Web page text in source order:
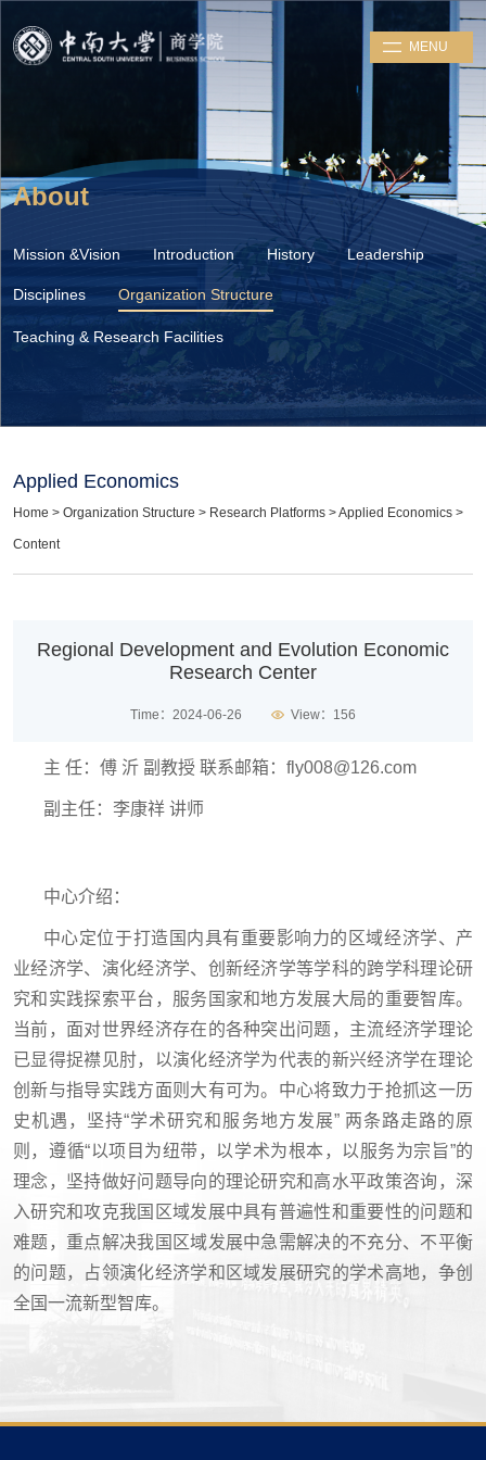
MENU
About
Mission &Vision Introduction History Leadership
Disciplines Organization Structure
Teaching & Research Facilities
Applied Economics
Home > Organization Structure > Research Platforms>Applied Economics>
Content
Regional Development and Evolution Economic
Research Center
Time：2024-06-26 View： 156
主 任：傅 沂 副教授 联系邮箱：fly008@126.com
副主任：李康祥 讲师
中心介绍：
中心定位于打造国内具有重要影响力的区域经济学、产
业经济学、演化经济学、创新经济学等学科的跨学科理论研
究和实践探索平台，服务国家和地方发展大局的重要智库。
当前，面对世界经济存在的各种突出问题，主流经济学理论
已显得捉襟见肘，以演化经济学为代表的新兴经济学在理论
创新与指导实践方面则大有可为。中心将致力于抢抓这一历
史机遇，坚持“学术研究和服务地方发展” 两条路走路的原
则，遵循“以项目为纽带，以学术为根本，以服务为宗旨”的
理念，坚持做好问题导向的理论研究和高水平政策咨询，深
入研究和攻克我国区域发展中具有普遍性和重要性的问题和
难题，重点解决我国区域发展中急需解决的不充分、不平衡
的问题，占领演化经济学和区域发展研究的学术高地，争创
全国一流新型智库。